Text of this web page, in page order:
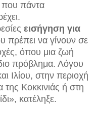
που πάντα
εισήγηση για
πρέπει να γίνουν σε
όπου μια ζωή
πρόβλημα. Λόγου
Ιλίου, στην περιοχή
Κοκκινιάς ή στη
κατέληξε.